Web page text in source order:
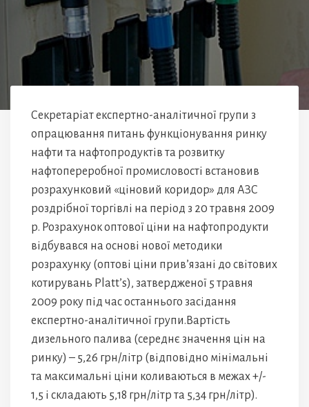
Секретаріат експертно-аналітичної групи з
опрацювання питань функціонування ринку
нафти та нафтопродуктів та розвитку
нафтопереробної промисловості встановив
розрахунковий «ціновий коридор» для АЗС
роздрібної торгівлі на період з 20 травня 2009
р. Розрахунок оптової ціни на нафтопродукти
відбувався на основі нової методики
розрахунку (оптові ціни прив’язані до світових
котирувань Platt’s), затвердженої 5 травня
2009 року під час останнього засідання
експертно-аналітичної групи.Вартість
дизельного палива (середнє значення цін на
ринку) – 5,26 грн/літр (відповідно мінімальні
та максимальні ціни коливаються в межах +/-
1,5 і складають 5,18 грн/літр та 5,34 грн/літр).